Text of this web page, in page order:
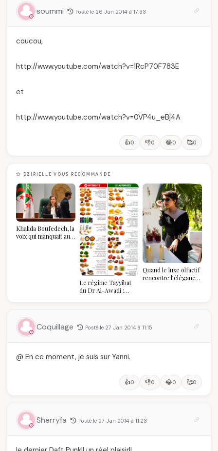
soummi Posté le 26 Jan 2014 à 17:33
coucou,
http://www.youtube.com/watch?v=1RcP70F783E
et
http://www.youtube.com/watch?v=0VP4u_eBj4A
👍0 👎0 😂0 🥰0
DZIRIELLE VOUS RECOMMANDE
Khalida Boufedech, la
voix qui manquait au
Le régime Tayyibat
du Dr Al-Awadi :
vraiment savoir
Quand le luxe olfactif
rencontre l’élégance
Coquillage Posté le 27 Jan 2014 à 11:15
@ En ce moment, je suis sur Yanni.
👍0 👎0 😂0 🥰0
Sherryfa Posté le 27 Jan 2014 à 11:23